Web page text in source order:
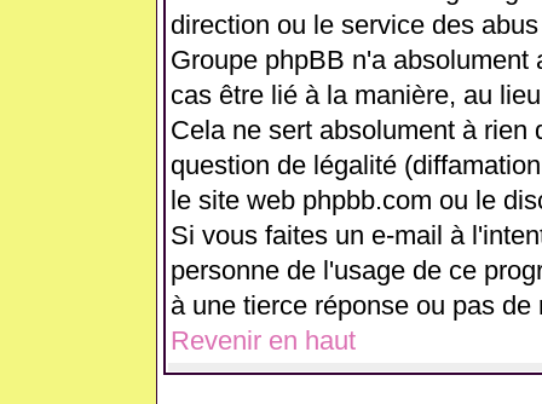
direction ou le service des
Groupe phpBB n'a
cas être lié à la manière, au
Cela ne sert absolument à rien
question de légalité
le site web phpbb.com ou le
Si vous faites un e-mail à
personne de l'usage de ce
à une tierce réponse ou pas de
Revenir en haut